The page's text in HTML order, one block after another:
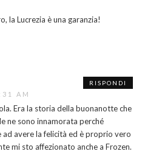
la Lucrezia è una garanzia!
AM
Era la storia della buonanotte che
ne sono innamorata perché
avere la felicità ed è proprio vero
mi sto affezionato anche a Frozen.
RISPONDI